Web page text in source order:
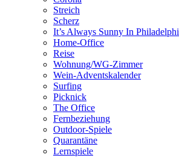
Streich
Scherz
It’s Always Sunny In
Home-Office
Reise
Wohnung/WG-Zimmer
Wein-Adventskalender
Surfing
Picknick
The Office
Fernbeziehung
Outdoor-Spiele
Quarantäne
Lernspiele